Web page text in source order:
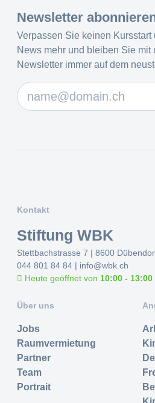
Newsletter
Verpassen Sie keinen Kursstart
News mehr und bleiben Sie mit
Newsletter immer auf dem
Kontakt
Stiftung WBK
Stettbachstrasse 7 | 8600
044 801 84 84 | info@wbk.ch
Heute geöffnet von 10:00 - 13:00
Über uns
Jobs
Raumvermietung
Partner
Team
Portrait